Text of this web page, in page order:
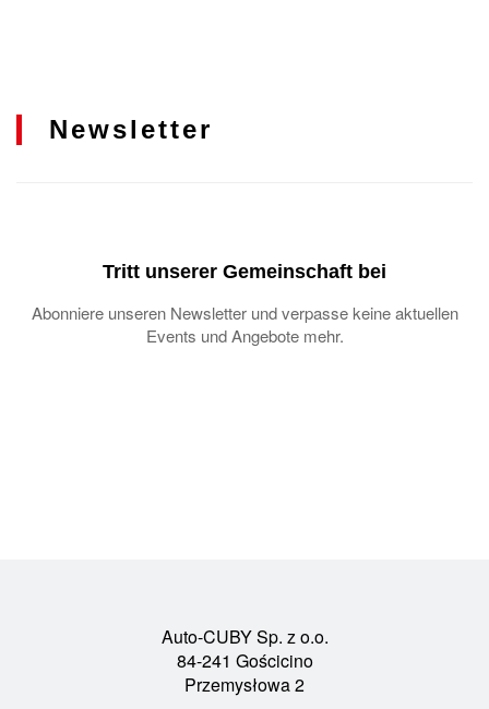
Newsletter
Tritt unserer Gemeinschaft bei
Abonniere unseren Newsletter und verpasse keine aktuellen
Events und Angebote mehr.
Auto-CUBY Sp. z o.o.
84-241 Gościcino
Przemysłowa 2